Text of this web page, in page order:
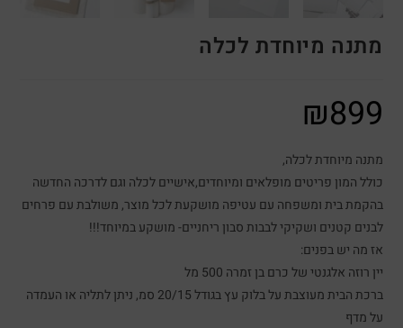
מתנה מיוחדת לכלה
₪899
מתנה מיוחדת לכלה,
כולל המון פריטים מופלאים ומיוחדים,אישיים לכלה וגם לדרכה החדשה
בהקמת בית ומשפחה עם עטיפה מושקעת לכל מוצר, משולבת עם פרחים
לבנים קטנים ושקיקי לבבות סבון ריחניים- מושקע במיוחד!!!
אז מה יש בפנים:
יין רוזה אלגנטי של כרם בן זמרה 500 מל
ברכת הבית מעוצבת על בלוק עץ בגודל 20/15 סמ, ניתן לתליה או העמדה
על מדף